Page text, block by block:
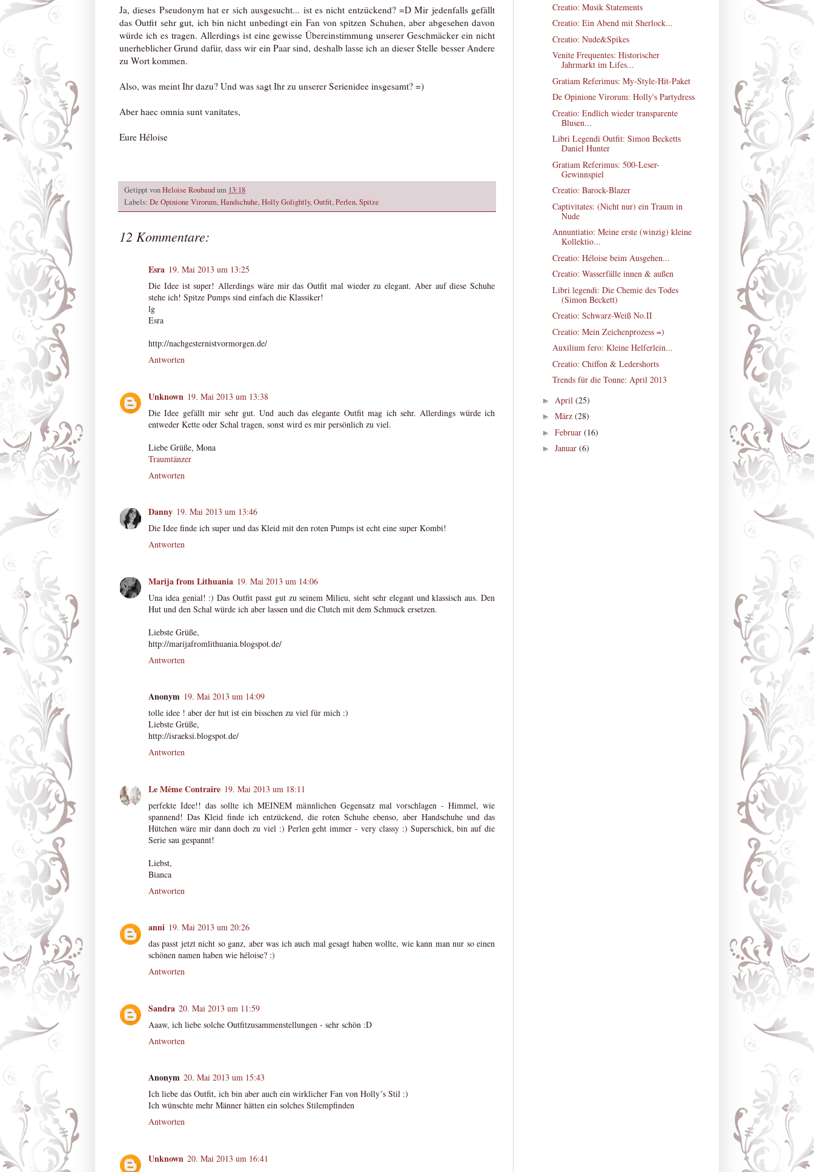
Ja, dieses Pseudonym hat er sich ausgesucht... ist es nicht entzückend? =D Mir jedenfalls gefällt
das Outfit sehr gut, ich bin nicht unbedingt ein Fan von spitzen Schuhen, aber abgesehen davon
würde ich es tragen. Allerdings ist eine gewisse Übereinstimmung unserer Geschmäcker ein nicht
unerheblicher Grund dafür, dass wir ein Paar sind, deshalb lasse ich an dieser Stelle besser Andere
zu Wort kommen.
Also, was meint Ihr dazu? Und was sagt Ihr zu unserer Serienidee insgesamt? =)
Aber haec omnia sunt vanitates,
Eure Héloise
Getippt vonHeloise Roubaudum 13:18
Labels: De Opinione Virorum,Handschuhe,Holly Golightly,Outfit,Perlen,Spitze
12 Kommentare:
Esra 19. Mai 2013 um 13:25
Die Idee ist super! Allerdings wäre mir das Outfit mal wieder zu elegant. Aber auf diese Schuhe
stehe ich! Spitze Pumps sind einfach die Klassiker!
lg
Esra
http://nachgesternistvormorgen.de/
Antworten
Unknown 19. Mai 2013 um 13:38
Die Idee gefällt mir sehr gut. Und auch das elegante Outfit mag ich sehr. Allerdings würde ich
entweder Kette oder Schal tragen, sonst wird es mir persönlich zu viel.
Liebe Grüße, Mona
Traumtänzer
Antworten
Danny 19. Mai 2013 um 13:46
Die Idee finde ich super und das Kleid mit den roten Pumps ist echt eine super Kombi!
Antworten
Marija from Lithuania 19. Mai 2013 um 14:06
Una idea genial! :) Das Outfit passt gut zu seinem Milieu, sieht sehr elegant und klassisch aus. Den
Hut und den Schal würde ich aber lassen und die Clutch mit dem Schmuck ersetzen.
Liebste Grüße,
http://marijafromlithuania.blogspot.de/
Antworten
Anonym 19. Mai 2013 um 14:09
tolle idee ! aber der hut ist ein bisschen zu viel für mich :)
Liebste Grüße,
http://israeksi.blogspot.de/
Antworten
Le Même Contraire 19. Mai 2013 um 18:11
perfekte Idee!! das sollte ich MEINEM männlichen Gegensatz mal vorschlagen - Himmel, wie
spannend! Das Kleid finde ich entzückend, die roten Schuhe ebenso, aber Handschuhe und das
Hütchen wäre mir dann doch zu viel :) Perlen geht immer - very classy :) Superschick, bin auf die
Serie sau gespannt!
Liebst,
Bianca
Antworten
anni 19. Mai 2013 um 20:26
das passt jetzt nicht so ganz, aber was ich auch mal gesagt haben wollte, wie kann man nur so einen
schönen namen haben wie héloise? :)
Antworten
Sandra 20. Mai 2013 um 11:59
Aaaw, ich liebe solche Outfitzusammenstellungen - sehr schön :D
Antworten
Anonym 20. Mai 2013 um 15:43
Ich liebe das Outfit, ich bin aber auch ein wirklicher Fan von Holly´s Stil :)
Ich wünschte mehr Männer hätten ein solches Stilempfinden
Antworten
Unknown 20. Mai 2013 um 16:41
Creatio: Musik Statements
Creatio: Ein Abend mit Sherlock...
Creatio: Nude&Spikes
Venite Frequentes: Historischer
Jahrmarkt im Lifes...
Gratiam Referimus: My-Style-Hit-Paket
De Opinione Virorum: Holly's Partydress
Creatio: Endlich wieder transparente
Blusen...
Libri Legendi Outfit: Simon Becketts
Daniel Hunter
Gratiam Referimus: 500-Leser-
Gewinnspiel
Creatio: Barock-Blazer
Captivitates: (Nicht nur) ein Traum in
Nude
Annuntiatio: Meine erste (winzig) kleine
Kollektio...
Creatio: Héloise beim Ausgehen...
Creatio: Wasserfälle innen & außen
Libri legendi: Die Chemie des Todes
(Simon Beckett)
Creatio: Schwarz-Weiß No.II
Creatio: Mein Zeichenprozess =)
Auxilium fero: Kleine Helferlein...
Creatio: Chiffon & Ledershorts
Trends für die Tonne: April 2013
► April (25)
► März (28)
► Februar (16)
► Januar (6)